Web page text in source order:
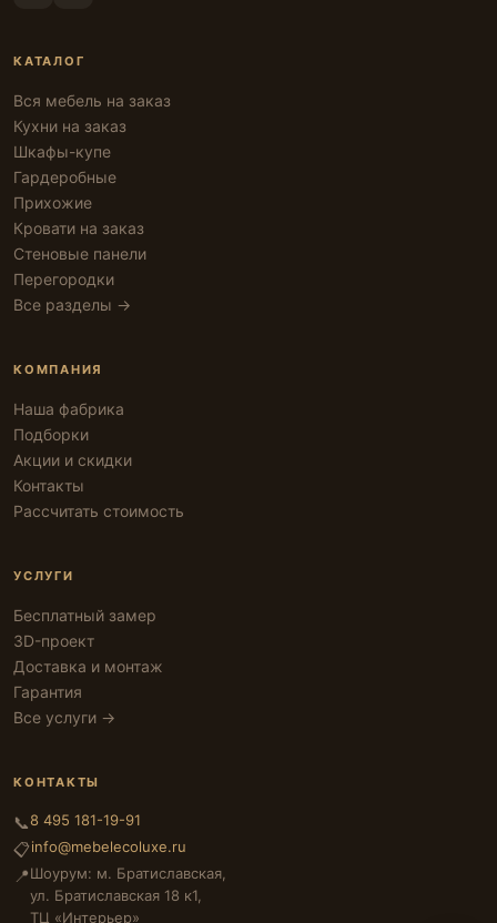
КАТАЛОГ
Вся мебель на заказ
Кухни на заказ
Шкафы-купе
Гардеробные
Прихожие
Кровати на заказ
Стеновые панели
Перегородки
Все разделы →
КОМПАНИЯ
Наша фабрика
Подборки
Акции и скидки
Контакты
Рассчитать стоимость
УСЛУГИ
Бесплатный замер
3D-проект
Доставка и монтаж
Гарантия
Все услуги →
КОНТАКТЫ
📞8 495 181-19-91
📋info@mebelecoluxe.ru
📍Шоурум: м. Братиславская,
ул. Братиславская 18 к1,
ТЦ «Интерьер»